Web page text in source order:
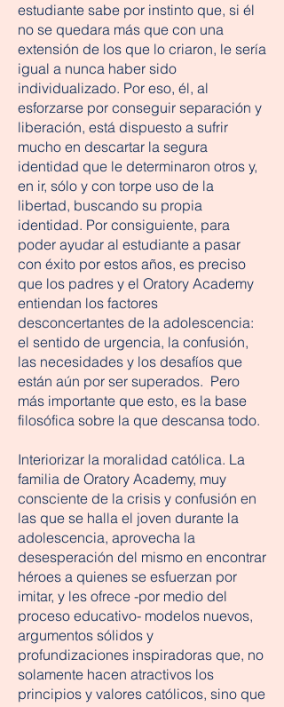
estudiante sabe por instinto que, si él
no se quedara más que con una
extensión de los que lo criaron, le sería
igual a nunca haber sido
individualizado. Por eso, él, al
esforzarse por conseguir separación y
liberación, está dispuesto a sufrir
mucho en descartar la segura
identidad que le determinaron otros y,
en ir, sólo y con torpe uso de la
libertad, buscando su propia
identidad. Por consiguiente, para
poder ayudar al estudiante a pasar
con éxito por estos años, es preciso
que los padres y el Oratory Academy
entiendan los factores
desconcertantes de la adolescencia:
el sentido de urgencia, la confusión,
las necesidades y los desafíos que
están aún por ser superados. Pero
más importante que esto, es la base
filosófica sobre la que descansa todo.
Interiorizar la moralidad católica. La
familia de Oratory Academy, muy
consciente de la crisis y confusión en
las que se halla el joven durante la
adolescencia, aprovecha la
desesperación del mismo en encontrar
héroes a quienes se esfuerzan por
imitar, y les ofrece -por medio del
proceso educativo- modelos nuevos,
argumentos sólidos y
profundizaciones inspiradoras que, no
solamente hacen atractivos los
principios y valores católicos, sino que